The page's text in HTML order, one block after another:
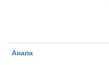
Анапа